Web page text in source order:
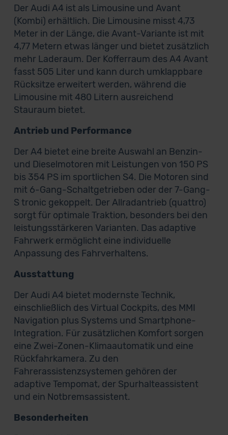
Der Audi A4 ist als Limousine und Avant
(Kombi) erhältlich. Die Limousine misst 4,73
Meter in der Länge, die Avant-Variante ist mit
4,77 Metern etwas länger und bietet zusätzlich
mehr Laderaum. Der Kofferraum des A4 Avant
fasst 505 Liter und kann durch umklappbare
Rücksitze erweitert werden, während die
Limousine mit 480 Litern ausreichend
Stauraum bietet.
Antrieb und Performance
Der A4 bietet eine breite Auswahl an Benzin-
und Dieselmotoren mit Leistungen von 150 PS
bis 354 PS im sportlichen S4. Die Motoren sind
mit 6-Gang-Schaltgetrieben oder der 7-Gang-
S tronic gekoppelt. Der Allradantrieb (quattro)
sorgt für optimale Traktion, besonders bei den
leistungsstärkeren Varianten. Das adaptive
Fahrwerk ermöglicht eine individuelle
Anpassung des Fahrverhaltens.
Ausstattung
Der Audi A4 bietet modernste Technik,
einschließlich des Virtual Cockpits, des MMI
Navigation plus Systems und Smartphone-
Integration. Für zusätzlichen Komfort sorgen
eine Zwei-Zonen-Klimaautomatik und eine
Rückfahrkamera. Zu den
Fahrerassistenzsystemen gehören der
adaptive Tempomat, der Spurhalteassistent
und ein Notbremsassistent.
Besonderheiten